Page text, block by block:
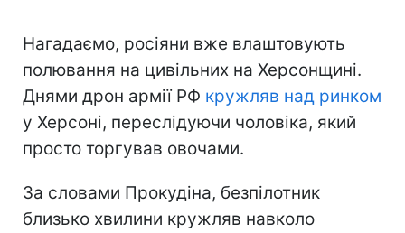
Нагадаємо, росіяни вже влаштовують
полювання на цивільних на Херсонщині.
Днями дрон армії РФ кружляв над ринком
у Херсоні, переслідуючи чоловіка, який
просто торгував овочами.
За словами Прокудіна, безпілотник
близько хвилини кружляв навколо